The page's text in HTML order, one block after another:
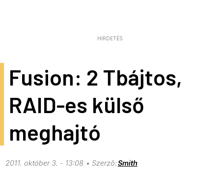
HIRDETÉS
Fusion: 2 Tbájtos,
RAID-es külső
meghajtó
2011. október 3. - 13:08 Smith